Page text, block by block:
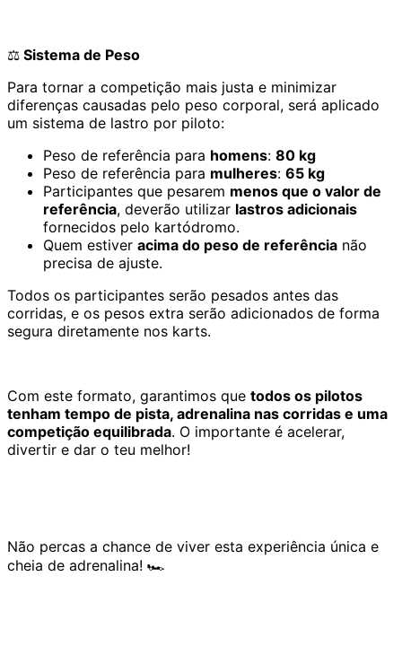
⚖️ Sistema de Peso
Para tornar a competição mais justa e minimizar
diferenças causadas pelo peso corporal, será aplicado
um sistema de lastro por piloto:
Peso de referência para homens: 80 kg
Peso de referência para mulheres: 65 kg
Participantes que pesarem menos que o valor de
referência, deverão utilizar lastros adicionais
fornecidos pelo kartódromo.
Quem estiver acima do peso de referência não
precisa de ajuste.
Todos os participantes serão pesados antes das
corridas, e os pesos extra serão adicionados de forma
segura diretamente nos karts.
Com este formato, garantimos que todos os pilotos
tenham tempo de pista, adrenalina nas corridas e uma
competição equilibrada. O importante é acelerar,
divertir e dar o teu melhor!
Não percas a chance de viver esta experiência única e
cheia de adrenalina! 🏎️